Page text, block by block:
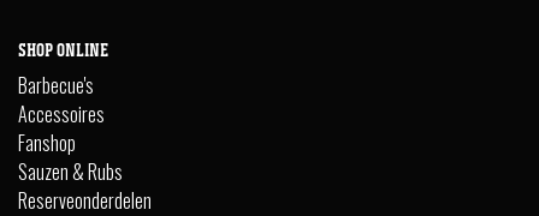
SHOP ONLINE
Barbecue's
Accessoires
Fanshop
Sauzen & Rubs
Reserveonderdelen